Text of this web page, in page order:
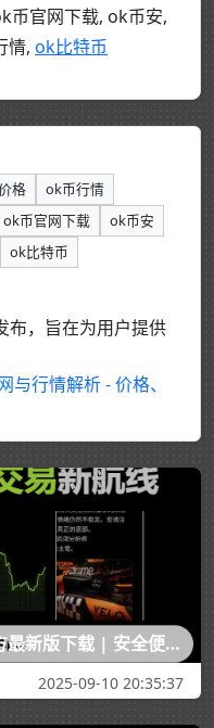
币官网下载, ok币安,
情, ok比特币
格
ok币行情
ok币官网下载
ok币安
ok比特币
布，旨在为用户提供
与行情解析 - 价格、
欧易App官方下载｜欧易App官方最新版下载 | 安全便捷的数字资产欧易App下载入口
2025-09-10 20:35:37